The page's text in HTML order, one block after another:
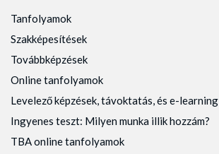
Tanfolyamok
Szakképesítések
Továbbképzések
Online tanfolyamok
Levelező képzések, távoktatás, és e-learning
Ingyenes teszt: Milyen munka illik hozzám?
TBA online tanfolyamok